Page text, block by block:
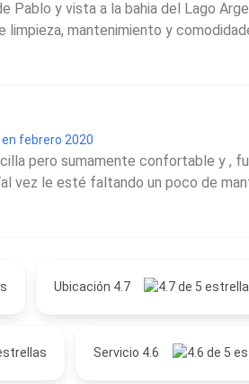
Pablo y vista a la bahia del Lago
limpieza, mantenimiento y
febrero 2020
pero sumamente confortable y ,
vez le esté faltando un poco de
Ubicación 4.7
Servicio 4.6